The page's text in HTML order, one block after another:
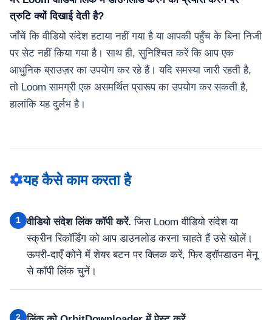
त्रुटि क्यों दिखाई देती है?
जाँचें कि वीडियो संदेश हटाया नहीं गया है या आपकी पहुँच के बिना निजी
पर सेट नहीं किया गया है। साथ ही, सुनिश्चित करें कि आप एक
आधुनिक ब्राउज़र का उपयोग कर रहे हैं। यदि समस्या जारी रहती है,
तो Loom सामग्री एक असमर्थित प्रारूप का उपयोग कर सकती है,
हालांकि यह दुर्लभ है।
यह कैसे काम करता है
1 वीडियो संदेश लिंक कॉपी करें. जिस Loom वीडियो संदेश या
स्क्रीन रिकॉर्डिंग को आप डाउनलोड करना चाहते हैं उसे खोलें।
ऊपरी-दाएँ कोने में शेयर बटन पर क्लिक करें, फिर ड्रॉपडाउन मेनू
से कॉपी लिंक चुनें।
2